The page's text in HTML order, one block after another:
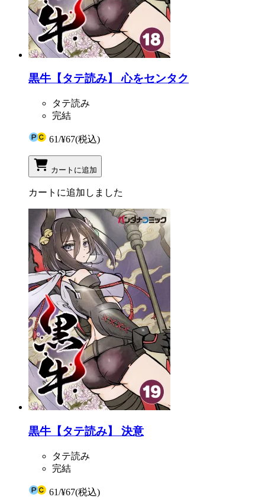
黒牛【タテ読み】 心をセンタク
タテ読み
完結
61/¥67(税込)
カートに追加
カートに追加しました
黒牛【タテ読み】 決意
タテ読み
完結
61/¥67(税込)